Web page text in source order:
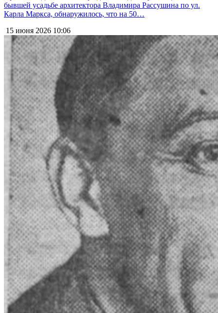
бывшей усадьбе архитектора Владимира Рассушина по ул.
Карла Маркса, обнаружилось, что на 50…
15 июня 2026 10:06